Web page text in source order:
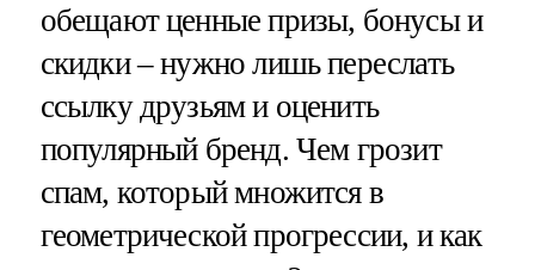
обещают ценные призы, бонусы и
скидки – нужно лишь переслать
ссылку друзьям и оценить
популярный бренд. Чем грозит
спам, который множится в
геометрической прогрессии, и как